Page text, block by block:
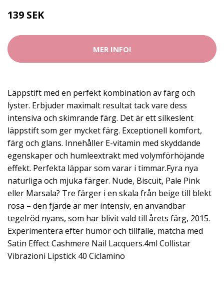
139 SEK
MER INFO!
Läppstift med en perfekt kombination av färg och
lyster. Erbjuder maximalt resultat tack vare dess
intensiva och skimrande färg. Det är ett silkeslent
läppstift som ger mycket färg. Exceptionell komfort,
färg och glans. Innehåller E-vitamin med skyddande
egenskaper och humleextrakt med volymförhöjande
effekt. Perfekta läppar som varar i timmar.Fyra nya
naturliga och mjuka färger. Nude, Biscuit, Pale Pink
eller Marsala? Tre färger i en skala från beige till blekt
rosa – den fjärde är mer intensiv, en användbar
tegelröd nyans, som har blivit vald till årets färg, 2015.
Experimentera efter humör och tillfälle, matcha med
Satin Effect Cashmere Nail Lacquers.4ml Collistar
Vibrazioni Lipstick 40 Ciclamino